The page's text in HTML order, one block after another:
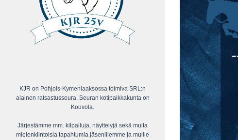
KJR on Pohjois-Kymenlaaksossa toimiva SRL:n
alainen ratsastusseura. Seuran kotipaikkakunta on
Kouvola.
Järjestämme mm. kilpailuja, näyttelyjä sekä muita
mielenkiintoisia tapahtumia jäsenillemme ja muille